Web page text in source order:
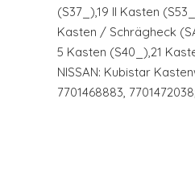
(S37_),19 II Kasten
Kasten / Schrägheck
5 Kasten (S40_),21
NISSAN: Kubistar
7701468883,